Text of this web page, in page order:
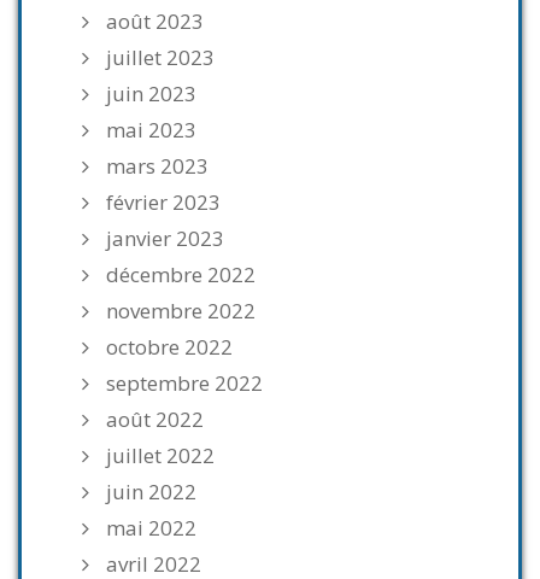
août 2023
juillet 2023
juin 2023
mai 2023
mars 2023
février 2023
janvier 2023
décembre 2022
novembre 2022
octobre 2022
septembre 2022
août 2022
juillet 2022
juin 2022
mai 2022
avril 2022